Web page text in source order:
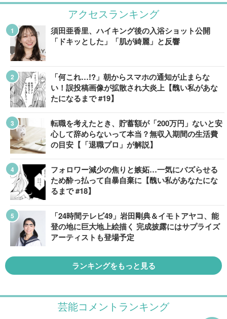
アクセスランキング
須田亜香里、ハイキング後の入浴ショット公開
「ドキッとした」「肌が綺麗」と反響
「何これ…!?」朝からスマホの通知が止まらな
い！誤投稿画像が拡散され大炎上【醜い私があな
たになるまで #19】
転職を考えたとき、貯蓄額が「200万円」ないと安
心して辞めらないって本当？無収入期間の生活費
の目安【「退職プロ」が解説】
フォロワー減少の焦りと嫉妬…一気にバズらせる
ため酔っ払って自暴自棄に【醜い私があなたにな
るまで #18】
「24時間テレビ49」岩田剛典＆イモトアヤコ、能
登の地に巨大地上絵描く 完成披露にはサプライズ
アーティストも登場予定
ランキングをもっと見る